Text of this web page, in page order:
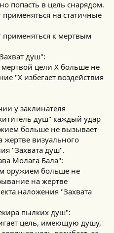
попасть в цель снарядом.
на статичные
к мертвым
душ":
цели X больше не
"Х избегает воздействия
у заклинателя
душ" каждый удар
больше не вызывает
визуального
"Захвата душ".
Молага Бала":
оружием больше не
на жертве
наложения "Захвата
пылких душ":
цель, имеющую душу,